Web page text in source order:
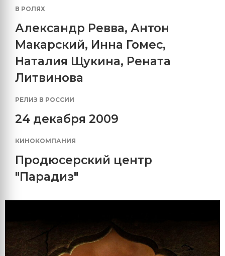
В РОЛЯХ
Александр Ревва, Антон
Макарский, Инна Гомес,
Наталия Щукина, Рената
Литвинова
РЕЛИЗ В РОССИИ
24 декабря 2009
КИНОКОМПАНИЯ
Продюсерский центр
"Парадиз"